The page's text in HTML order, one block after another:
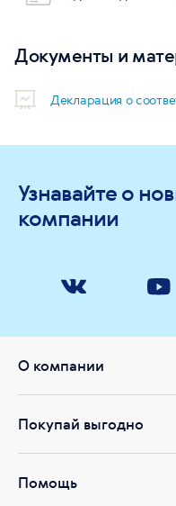
Документы и
Декларация о
Узнавайте о
компании
О компании
Покупай выгодно
Помощь